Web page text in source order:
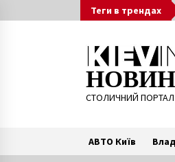
to
Теги в трендах
СТОЛИЧНИЙ ПОРТАЛ
АВТО Київ